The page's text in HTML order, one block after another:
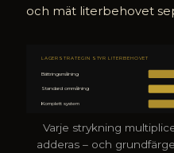
och mät literbehovet
LAGERSTRATEGIN STYR LITERBEHOVET
Bättringsmålning
Standard ommålning
Komplett system
Varje strykning
adderas – och